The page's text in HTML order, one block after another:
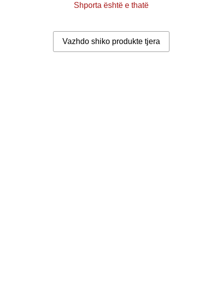
Shporta është e thatë
Vazhdo shiko produkte tjera